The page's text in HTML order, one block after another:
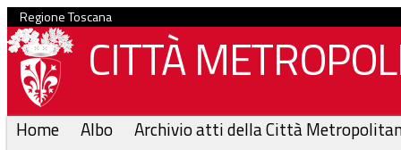
Regione Toscana
CITTÀ
Home Albo Archivio atti della Città